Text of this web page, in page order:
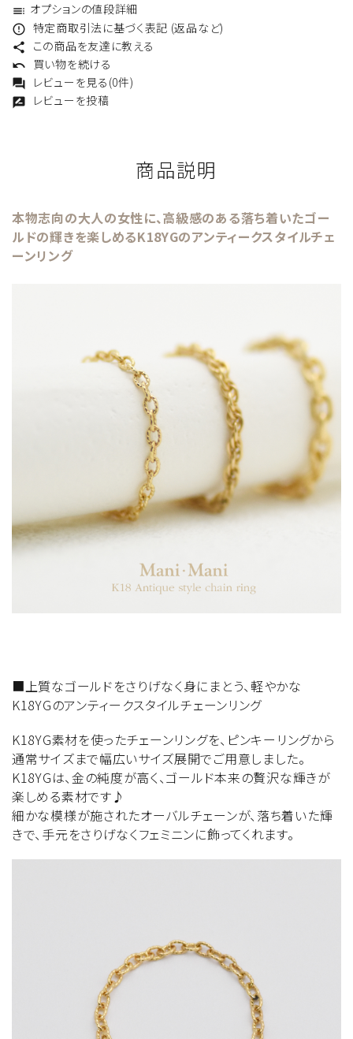
toc オプションの値段詳細
error_outline 特定商取引法に基づく表記 (返品など)
share この商品を友達に教える
undo 買い物を続ける
forum レビューを見る(0件)
rate_review レビューを投稿
商品説明
本物志向の大人の女性に、高級感のある落ち着いたゴー
ルドの輝きを楽しめるK18YGのアンティークスタイルチェ
ーンリング
■上質なゴールドをさりげなく身にまとう、軽やかな
K18YGのアンティークスタイルチェーンリング
K18YG素材を使ったチェーンリングを、ピンキーリングから
通常サイズまで幅広いサイズ展開でご用意しました。
K18YGは、金の純度が高く、ゴールド本来の贅沢な輝きが
楽しめる素材です♪
細かな模様が施されたオーバルチェーンが、落ち着いた輝
きで、手元をさりげなくフェミニンに飾ってくれます。